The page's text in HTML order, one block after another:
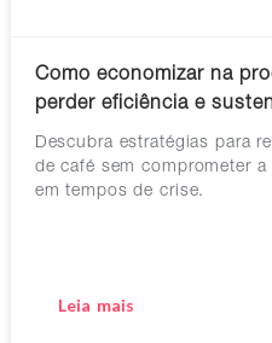
Como economizar na
perder eficiência e
Descubra estratégias para
de café sem comprometer
em tempos de crise.
Leia mais